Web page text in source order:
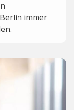
immer